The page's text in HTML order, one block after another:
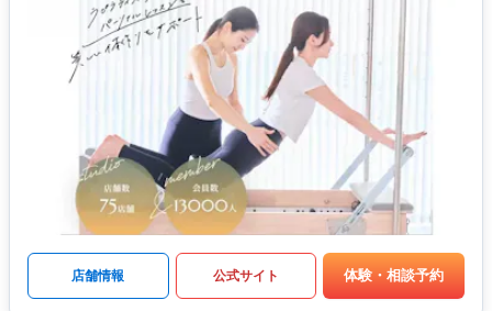
店舗情報 公式サイト 体験・相談予約